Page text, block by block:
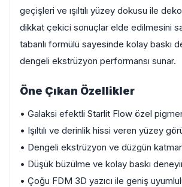
geçişleri ve ışıltılı yüzey dokusu ile
dikkat çekici sonuçlar elde edilmesini
tabanlı formülü sayesinde kolay baskı
dengeli ekstrüzyon performansı sunar.
Öne Çıkan Özellikler
• Galaksi efektli Starlit Flow özel
• Işıltılı ve derinlik hissi veren yüzey
• Dengeli ekstrüzyon ve düzgün katman
• Düşük büzülme ve kolay baskı
• Çoğu FDM 3D yazıcı ile geniş